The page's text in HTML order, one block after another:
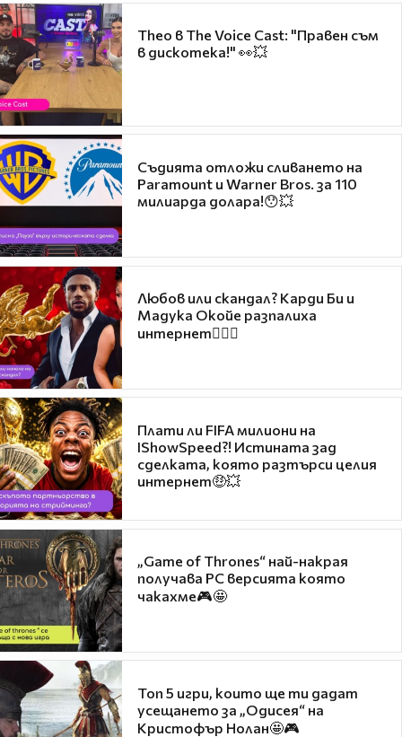
Theo в The Voice Cast: "Правен съм
в дискотека!" 👀💥
Съдията отложи сливането на
Paramount и Warner Bros. за 110
милиарда долара!😯💥
Любов или скандал? Карди Би и
Мадука Окойе разпалиха
интернет❤️‍🔥🔥
Плати ли FIFA милиони на
IShowSpeed?! Истината зад
сделката, която разтърси целия
интернет🤑💥
„Game of Thrones“ най-накрая
получава PC версията която
чакахме🎮🤩
Топ 5 игри, които ще ти дадат
усещането за „Одисея“ на
Кристофър Нолан🤩🎮